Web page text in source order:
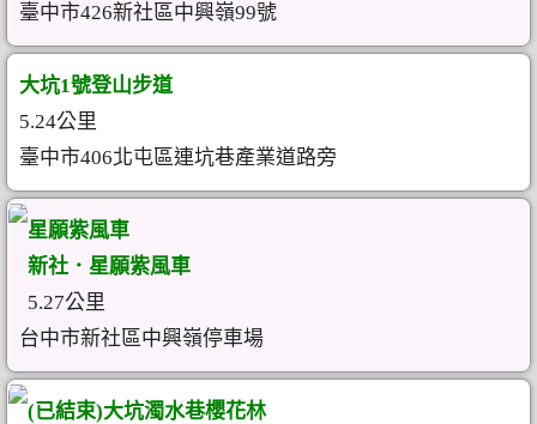
臺中市426新社區中興嶺99號
大坑1號登山步道
5.24公里
臺中市406北屯區連坑巷產業道路旁
星願紫風車
新社．星願紫風車
5.27公里
台中市新社區中興嶺停車場
(已結束)大坑濁水巷櫻花林